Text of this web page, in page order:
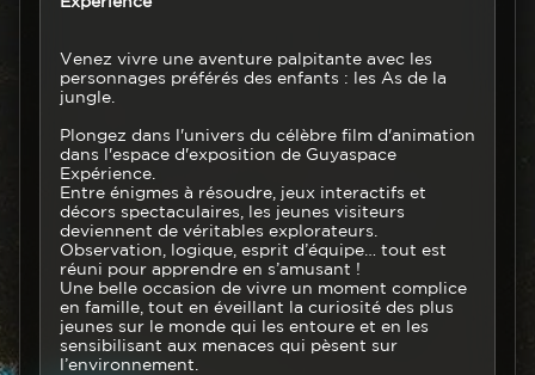
Venez vivre une aventure palpitante avec les
personnages préférés des enfants : les As de la
jungle.
Plongez dans l'univers du célèbre film d'animation
dans l'espace d'exposition de Guyaspace
Expérience.
Entre énigmes à résoudre, jeux interactifs et
décors spectaculaires, les jeunes visiteurs
deviennent de véritables explorateurs.
Observation, logique, esprit d’équipe… tout est
réuni pour apprendre en s’amusant !
Une belle occasion de vivre un moment complice
en famille, tout en éveillant la curiosité des plus
jeunes sur le monde qui les entoure et en les
sensibilisant aux menaces qui pèsent sur
l’environnement.